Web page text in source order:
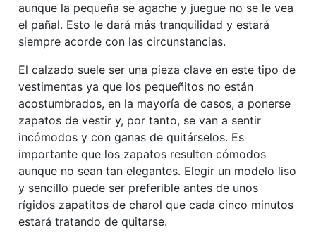
aunque la pequeña se agache y juegue no se le vea
el pañal. Esto le dará más tranquilidad y estará
siempre acorde con las circunstancias.
El calzado suele ser una pieza clave en este tipo de
vestimentas ya que los pequeñitos no están
acostumbrados, en la mayoría de casos, a ponerse
zapatos de vestir y, por tanto, se van a sentir
incómodos y con ganas de quitárselos. Es
importante que los zapatos resulten cómodos
aunque no sean tan elegantes. Elegir un modelo liso
y sencillo puede ser preferible antes de unos
rígidos zapatitos de charol que cada cinco minutos
estará tratando de quitarse.